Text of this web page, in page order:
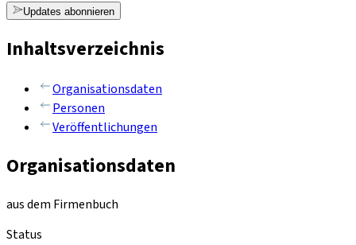
Updates abonnieren
Inhaltsverzeichnis
Organisationsdaten
Personen
Veröffentlichungen
Organisationsdaten
aus dem Firmenbuch
Status